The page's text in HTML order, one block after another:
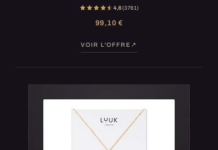
4,6(3 761)
99,10 €
VOIR L'OFFRE